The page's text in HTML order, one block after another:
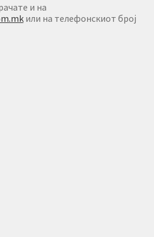
и на
или на телефонскиот број